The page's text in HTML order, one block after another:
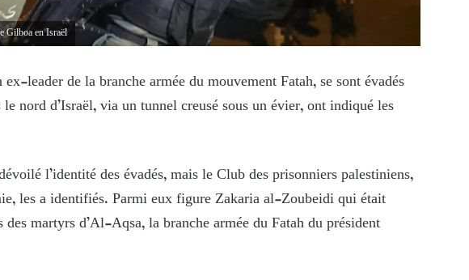
Gilboa en Israël
ex-leader de la branche armée du mouvement Fatah, se sont évadés
nord d’Israël, via un tunnel creusé sous un évier, ont indiqué les
l’identité des évadés, mais le Club des prisonniers palestiniens,
les a identifiés. Parmi eux figure Zakaria al-Zoubeidi qui était
martyrs d’Al-Aqsa, la branche armée du Fatah du président